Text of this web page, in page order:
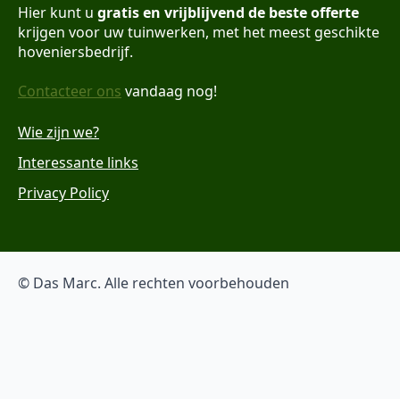
Hier kunt u gratis en vrijblijvend de beste offerte
krijgen voor uw tuinwerken, met het meest geschikte
hoveniersbedrijf.
Contacteer ons vandaag nog!
Wie zijn we?
Interessante links
Privacy Policy
© Das Marc. Alle rechten voorbehouden